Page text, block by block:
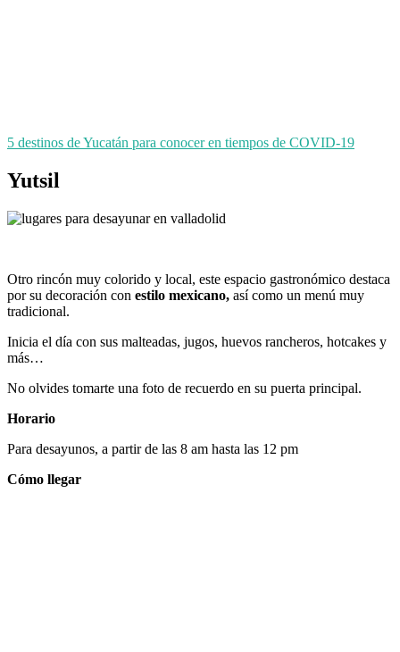
5 destinos de Yucatán para conocer en tiempos de COVID-19
Yutsil
Otro rincón muy colorido y local, este espacio gastronómico destaca
por su decoración con estilo mexicano, así como un menú muy
tradicional.
Inicia el día con sus malteadas, jugos, huevos rancheros, hotcakes y
más…
No olvides tomarte una foto de recuerdo en su puerta principal.
Horario
Para desayunos, a partir de las 8 am hasta las 12 pm
Cómo llegar